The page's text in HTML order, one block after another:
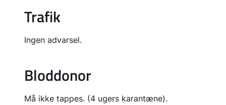
Trafik
Ingen advarsel.
Bloddonor
Må ikke tappes. (4 ugers karantæne).